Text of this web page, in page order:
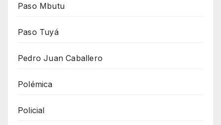
Paso Mbutu
Paso Tuyá
Pedro Juan Caballero
Polémica
Policial